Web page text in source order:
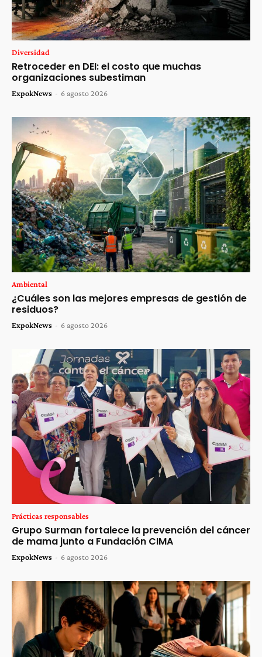
Diversidad
Retroceder en DEI: el costo que muchas
organizaciones subestiman
ExpokNews - 6 agosto 2026
Ambiental
¿Cuáles son las mejores empresas de gestión de
residuos?
ExpokNews - 6 agosto 2026
Prácticas responsables
Grupo Surman fortalece la prevención del cáncer
de mama junto a Fundación CIMA
ExpokNews - 6 agosto 2026